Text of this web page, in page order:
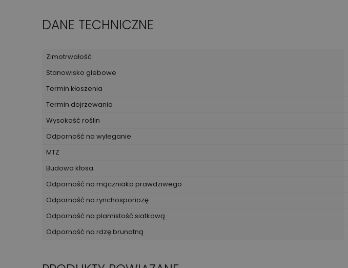
DANE TECHNICZNE
Zimotrwałość
Stanowisko glebowe
Termin kłoszenia
Termin dojrzewania
Wysokość roślin
Odporność na wyleganie
MTZ
Budowa kłosa
Odporność na mączniaka prawdziwego
Odporność na rynchosporiozę
Odporność na plamistość siatkową
Odporność na rdzę brunatną